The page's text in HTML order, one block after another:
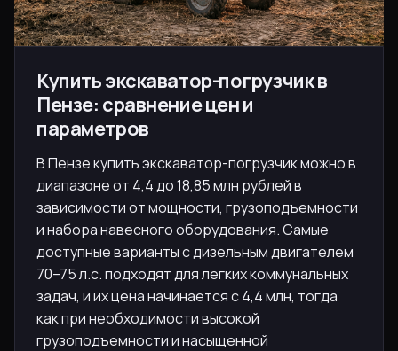
Купить экскаватор-погрузчик в
Пензе: сравнение цен и
параметров
В Пензе купить экскаватор-погрузчик можно в
диапазоне от 4,4 до 18,85 млн рублей в
зависимости от мощности, грузоподъемности
и набора навесного оборудования. Самые
доступные варианты с дизельным двигателем
70–75 л.с. подходят для легких коммунальных
задач, и их цена начинается с 4,4 млн, тогда
как при необходимости высокой
грузоподъемности и насыщенной